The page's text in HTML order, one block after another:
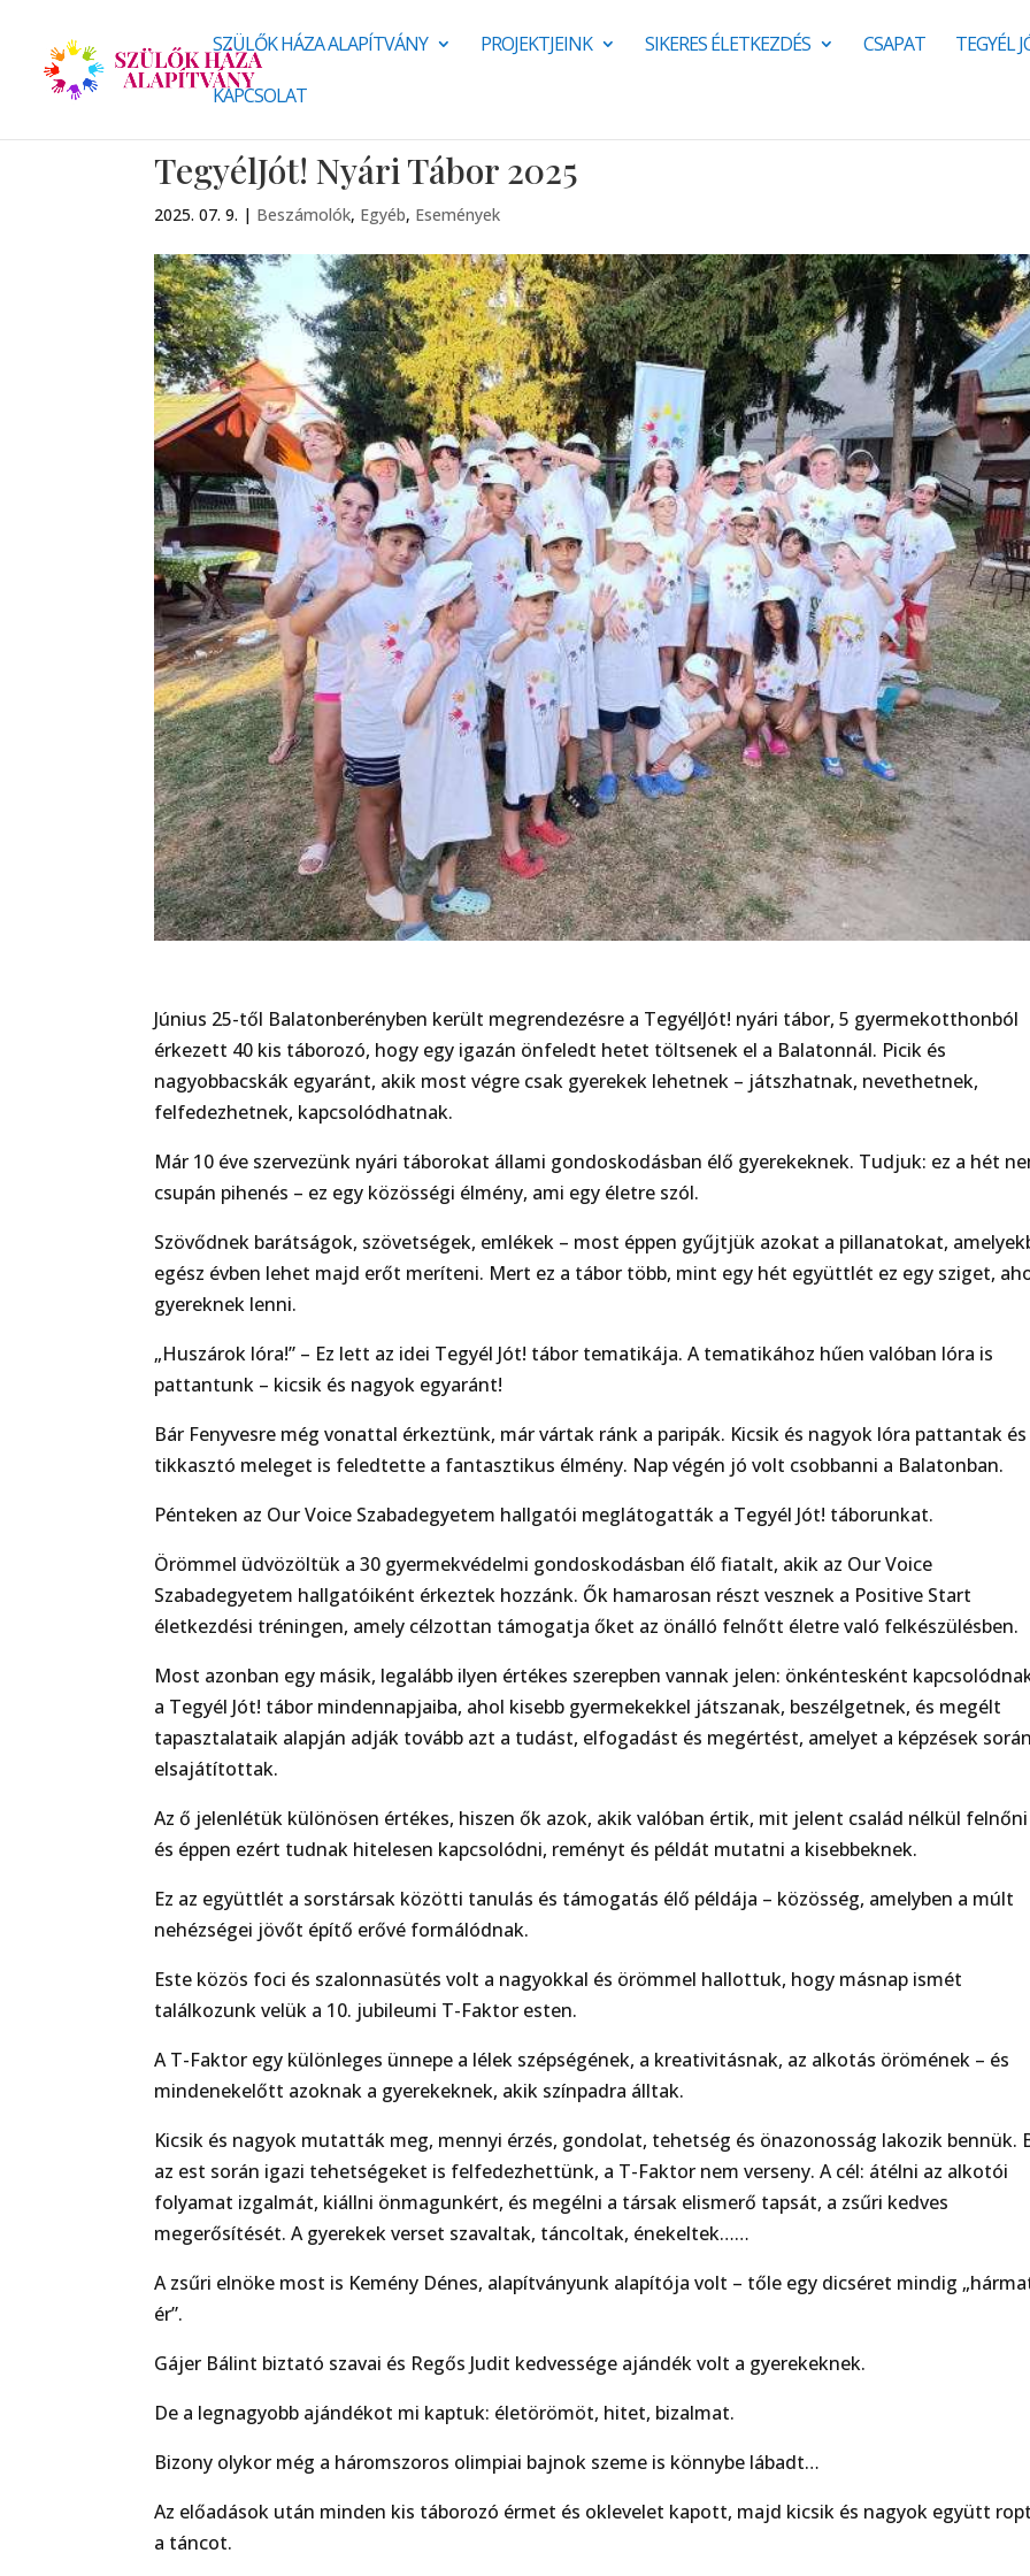
SZÜLŐK HÁZA ALAPÍTVÁNY PROJEKTJEINK SIKERES ÉLETKEZDÉS CSAPAT TEGYÉL
KAPCSOLAT
TegyélJót! Nyári Tábor 2025
2025. 07. 9. | Beszámolók, Egyéb, Események
Június 25-től Balatonberényben került megrendezésre a TegyélJót! nyári tábor, 5 gyermekotthonból
érkezett 40 kis táborozó, hogy egy igazán önfeledt hetet töltsenek el a Balatonnál. Picik és
nagyobbacskák egyaránt, akik most végre csak gyerekek lehetnek – játszhatnak, nevethetnek,
felfedezhetnek, kapcsolódhatnak.
Már 10 éve szervezünk nyári táborokat állami gondoskodásban élő gyerekeknek. Tudjuk: ez a hét
csupán pihenés – ez egy közösségi élmény, ami egy életre szól.
Szövődnek barátságok, szövetségek, emlékek – most éppen gyűjtjük azokat a pillanatokat,
egész évben lehet majd erőt meríteni. Mert ez a tábor több, mint egy hét együttlét ez egy sziget,
gyereknek lenni.
„Huszárok lóra!” – Ez lett az idei Tegyél Jót! tábor tematikája. A tematikához hűen valóban lóra is
pattantunk – kicsik és nagyok egyaránt!
Bár Fenyvesre még vonattal érkeztünk, már vártak ránk a paripák. Kicsik és nagyok lóra pattantak és
tikkasztó meleget is feledtette a fantasztikus élmény. Nap végén jó volt csobbanni a Balatonban.
Pénteken az Our Voice Szabadegyetem hallgatói meglátogatták a Tegyél Jót! táborunkat.
Örömmel üdvözöltük a 30 gyermekvédelmi gondoskodásban élő fiatalt, akik az Our Voice
Szabadegyetem hallgatóiként érkeztek hozzánk. Ők hamarosan részt vesznek a Positive Start
életkezdési tréningen, amely célzottan támogatja őket az önálló felnőtt életre való felkészülésben.
Most azonban egy másik, legalább ilyen értékes szerepben vannak jelen: önkéntesként
a Tegyél Jót! tábor mindennapjaiba, ahol kisebb gyermekekkel játszanak, beszélgetnek, és megélt
tapasztalataik alapján adják tovább azt a tudást, elfogadást és megértést, amelyet a képzések során
elsajátítottak.
Az ő jelenlétük különösen értékes, hiszen ők azok, akik valóban értik, mit jelent család nélkül felnőni
és éppen ezért tudnak hitelesen kapcsolódni, reményt és példát mutatni a kisebbeknek.
Ez az együttlét a sorstársak közötti tanulás és támogatás élő példája – közösség, amelyben a múlt
nehézségei jövőt építő erővé formálódnak.
Este közös foci és szalonnasütés volt a nagyokkal és örömmel hallottuk, hogy másnap ismét
találkozunk velük a 10. jubileumi T-Faktor esten.
A T-Faktor egy különleges ünnepe a lélek szépségének, a kreativitásnak, az alkotás örömének – és
mindenekelőtt azoknak a gyerekeknek, akik színpadra álltak.
Kicsik és nagyok mutatták meg, mennyi érzés, gondolat, tehetség és önazonosság lakozik bennük.
az est során igazi tehetségeket is felfedezhettünk, a T-Faktor nem verseny. A cél: átélni az alkotói
folyamat izgalmát, kiállni önmagunkért, és megélni a társak elismerő tapsát, a zsűri kedves
megerősítését. A gyerekek verset szavaltak, táncoltak, énekeltek……
A zsűri elnöke most is Kemény Dénes, alapítványunk alapítója volt – tőle egy dicséret mindig
ér”.
Gájer Bálint biztató szavai és Regős Judit kedvessége ajándék volt a gyerekeknek.
De a legnagyobb ajándékot mi kaptuk: életörömöt, hitet, bizalmat.
Bizony olykor még a háromszoros olimpiai bajnok szeme is könnybe lábadt…
Az előadások után minden kis táborozó érmet és oklevelet kapott, majd kicsik és nagyok együtt
a táncot.